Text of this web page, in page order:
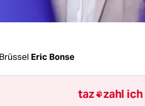
Eric Bonse
vorwärts, einen
taz zahl ich